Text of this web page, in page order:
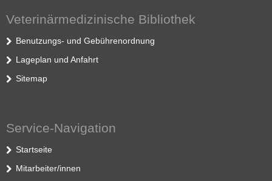
Veterinärmedizinische Bibliothek
Benutzungs- und Gebührenordnung
Lageplan und Anfahrt
Sitemap
Service-Navigation
Startseite
Mitarbeiter/innen